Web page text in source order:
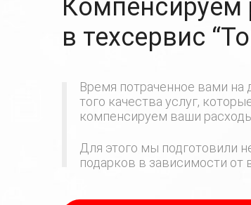
Компенсируем
в техсервис
Время потраченное вами на
того качества услуг,
компенсируем ваши
Для этого мы подготовили
подарков в зависимости от